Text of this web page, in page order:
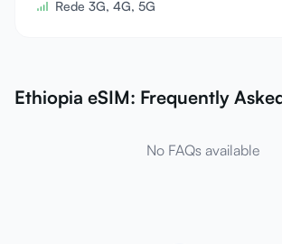
Rede 3G, 4G, 5G
Ethiopia eSIM: Frequently
No FAQs available